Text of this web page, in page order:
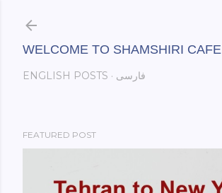
WELCOME TO SHAMSHIRI CAFE
ENGLISH POSTS فارسی
FEATURED POST